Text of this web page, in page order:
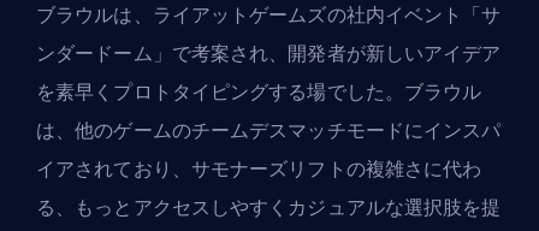
ブラウルは、 ライアットゲームズの社内イベント「サ
ンダードーム」で考案され、開発者が新しいアイデア
を素早くプロトタイピングする場でした。ブラウル
は、他のゲームのチームデスマッチモードにインスパ
イアされており、サモナーズリフトの複雑さに代わ
る、もっとアクセスしやすくカジュアルな選択肢を提